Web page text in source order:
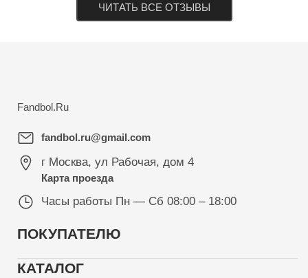
ЧИТАТЬ ВСЕ ОТЗЫВЫ
Fandbol.Ru
fandbol.ru@gmail.com
г Москва, ул Рабочая, дом 4
Карта проезда
Часы работы Пн — Сб 08:00 – 18:00
ПОКУПАТЕЛЮ
КАТАЛОГ